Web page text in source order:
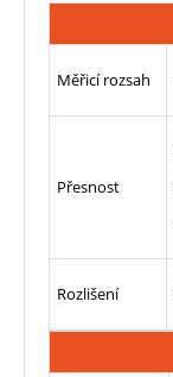
Měřicí rozsah
Přesnost
Rozlišení